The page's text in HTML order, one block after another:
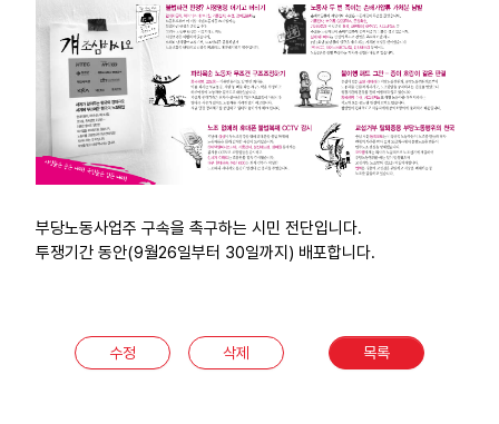
부당노동사업주 구속을 촉구하는 시민 전단입니다.
투쟁기간 동안(9월26일부터 30일까지) 배포합니다.
수정 삭제 목록